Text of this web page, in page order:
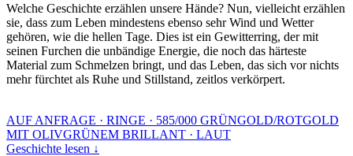
Welche Geschichte erzählen unsere Hände? Nun, vielleicht erzählen
sie, dass zum Leben mindestens ebenso sehr Wind und Wetter
gehören, wie die hellen Tage. Dies ist ein Gewitterring, der mit
seinen Furchen die unbändige Energie, die noch das härteste
Material zum Schmelzen bringt, und das Leben, das sich vor nichts
mehr fürchtet als Ruhe und Stillstand, zeitlos verkörpert.
AUF ANFRAGE · RINGE · 585/000 GRÜNGOLD/ROTGOLD
MIT OLIVGRÜNEM BRILLANT · LAUT
Geschichte lesen ↓